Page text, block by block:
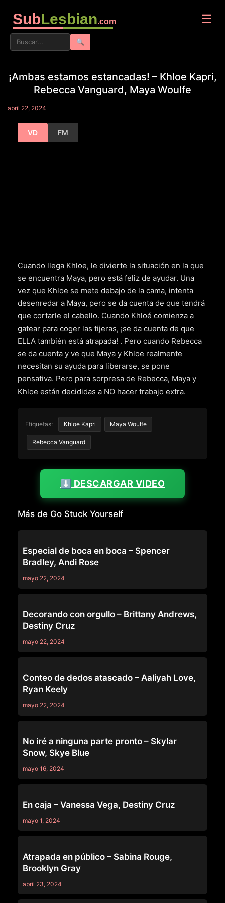
SubLesbian.com ☰
🔍
¡Ambas estamos estancadas! – Khloe Kapri,
Rebecca Vanguard, Maya Woulfe
abril 22, 2024
VD FM
Cuando llega Khloe, le divierte la situación en la que
se encuentra Maya, pero está feliz de ayudar. Una
vez que Khloe se mete debajo de la cama, intenta
desenredar a Maya, pero se da cuenta de que tendrá
que cortarle el cabello. Cuando Khloé comienza a
gatear para coger las tijeras, ¡se da cuenta de que
ELLA también está atrapada! . Pero cuando Rebecca
se da cuenta y ve que Maya y Khloe realmente
necesitan su ayuda para liberarse, se pone
pensativa. Pero para sorpresa de Rebecca, Maya y
Khloe están decididas a NO hacer trabajo extra.
Etiquetas: Khloe Kapri Maya Woulfe
Rebecca Vanguard
⬇️ DESCARGAR VIDEO
Más de Go Stuck Yourself
Especial de boca en boca – Spencer
Bradley, Andi Rose
mayo 22, 2024
Decorando con orgullo – Brittany Andrews,
Destiny Cruz
mayo 22, 2024
Conteo de dedos atascado – Aaliyah Love,
Ryan Keely
mayo 22, 2024
No iré a ninguna parte pronto – Skylar
Snow, Skye Blue
mayo 16, 2024
En caja – Vanessa Vega, Destiny Cruz
mayo 1, 2024
Atrapada en público – Sabina Rouge,
Brooklyn Gray
abril 23, 2024